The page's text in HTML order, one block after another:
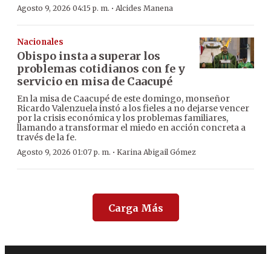
Agosto 9, 2026 04:15 p. m. · Alcides Manena
Nacionales
Obispo insta a superar los
problemas cotidianos con fe y
servicio en misa de Caacupé
En la misa de Caacupé de este domingo, monseñor
Ricardo Valenzuela instó a los fieles a no dejarse vencer
por la crisis económica y los problemas familiares,
llamando a transformar el miedo en acción concreta a
través de la fe.
Agosto 9, 2026 01:07 p. m. · Karina Abigail Gómez
Carga Más